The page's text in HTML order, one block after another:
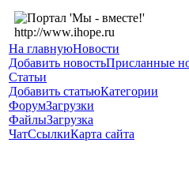
На главнуюНовости
Добавить новостьПрисланные
Статьи
Добавить статьюКатегории
ФорумЗагрузки
ФайлыЗагрузка
ЧатСсылкиКарта сайта